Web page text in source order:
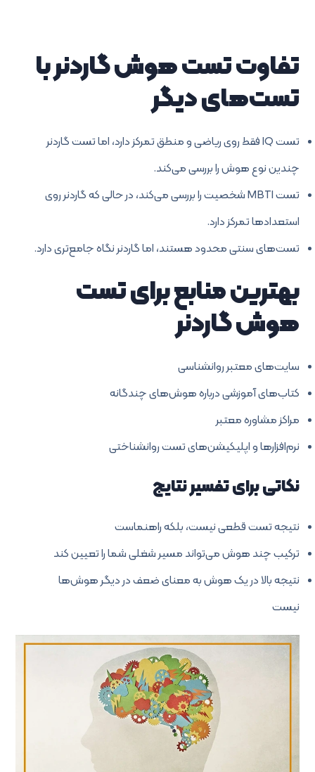
تفاوت تست هوش گاردنر با
تست‌های دیگر
تست IQ فقط روی ریاضی و منطق تمرکز دارد، اما تست گاردنر
چندین نوع هوش را بررسی می‌کند.
تست MBTI شخصیت را بررسی می‌کند، در حالی که گاردنر روی
استعدادها تمرکز دارد.
تست‌های سنتی محدود هستند، اما گاردنر نگاه جامع‌تری دارد.
بهترین منابع برای تست
هوش گاردنر
سایت‌های معتبر روانشناسی
کتاب‌های آموزشی درباره هوش‌های چندگانه
مراکز مشاوره معتبر
نرم‌افزارها و اپلیکیشن‌های تست روانشناختی
نکاتی برای تفسیر نتایج
نتیجه تست قطعی نیست، بلکه راهنماست
ترکیب چند هوش می‌تواند مسیر شغلی شما را تعیین کند
نتیجه بالا در یک هوش به معنای ضعف در دیگر هوش‌ها
نیست